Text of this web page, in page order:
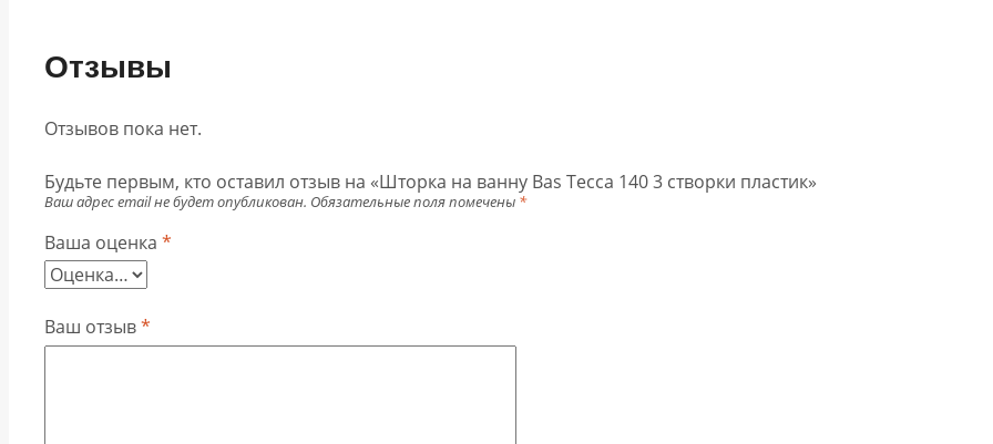
Отзывы
Отзывов пока нет.
Будьте первым, кто оставил отзыв на «Шторка на ванну Bas Тесса 140 3 створки пластик»
Ваш адрес email не будет опубликован. Обязательные поля помечены *
Ваша оценка *
Ваш отзыв*